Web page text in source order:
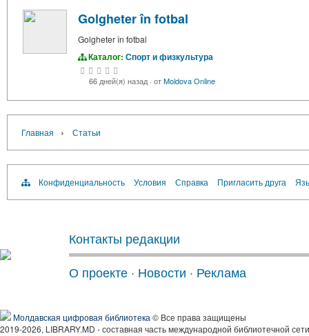
Golgheter în fotbal
Golgheter în fotbal
Каталог: Спорт и физкультура
66 дней(я) назад · отMoldova Online
Главная › Статьи
Конфиденциальность Условия Справка Пригласить друга
Контакты редакции
О проекте · Новости · Реклама
Молдавская цифровая библиотека © Все права защищены
2019-2026, LIBRARY.MD - составная часть международной библиотечной